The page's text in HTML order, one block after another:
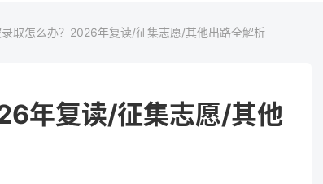
取怎么办？2026年复读/征集志愿/其他出路全解析
年复读/征集志愿/其他